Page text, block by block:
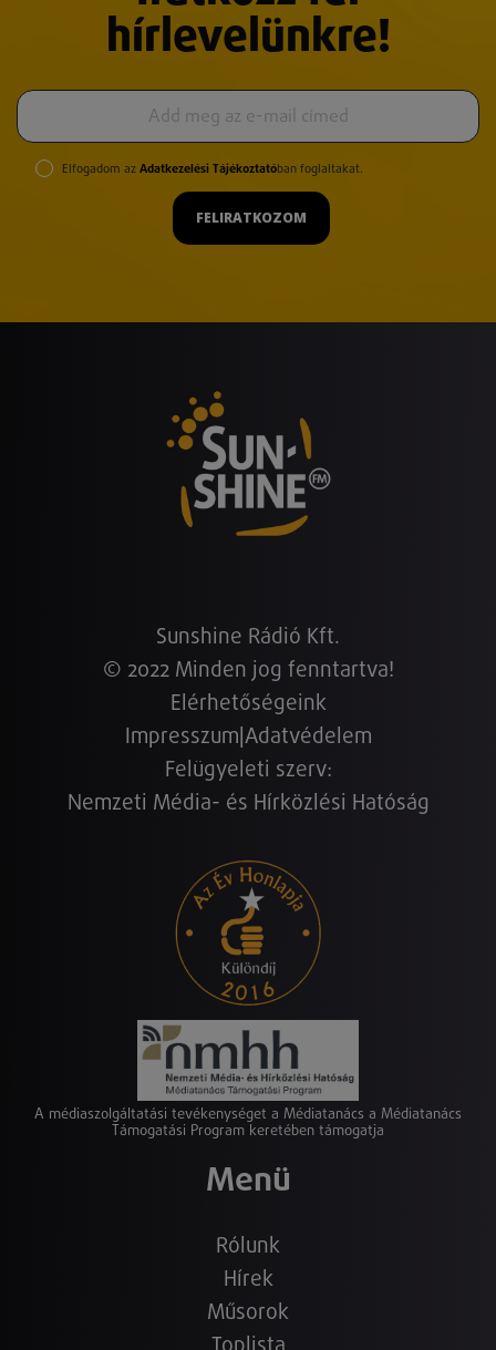
hírlevelünkre!
Elfogadom az Adatkezelési Tájékoztatóban foglaltakat.
FELIRATKOZOM
Sunshine Rádió Kft.
© 2022 Minden jog fenntartva!
Elérhetőségeink
Impresszum Adatvédelem
Felügyeleti szerv:
Nemzeti Média- és Hírközlési Hatóság
A médiaszolgáltatási tevékenységet a Médiatanács a Médiatanács
Támogatási Program keretében támogatja
Menü
Rólunk
Hírek
Műsorok